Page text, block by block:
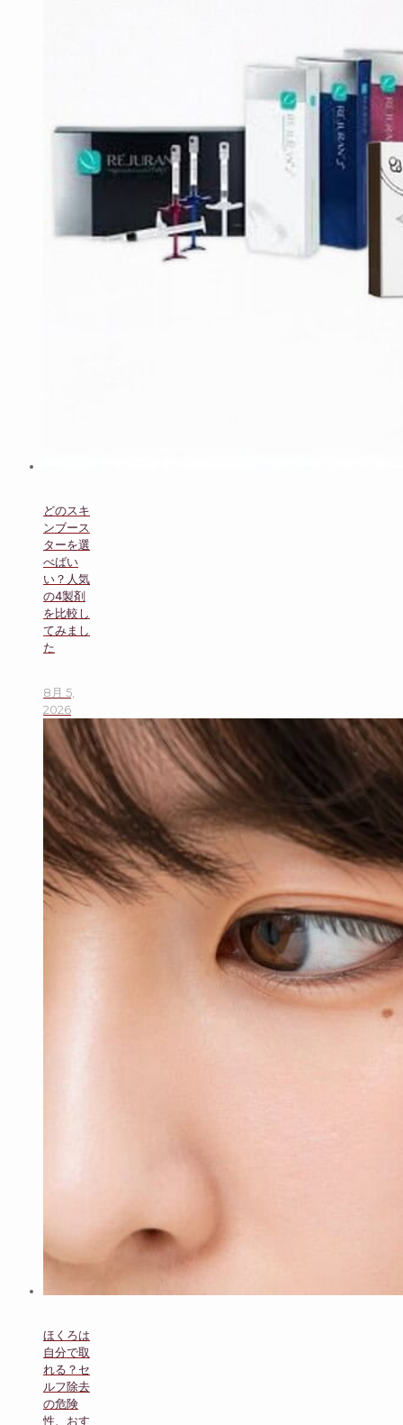
どのスキ
ンブース
ターを選
べばい
い？人気
の4製剤
を比較し
てみまし
た
8月 5,
2026
ほくろは
自分で取
れる？セ
ルフ除去
の危険
性、おす